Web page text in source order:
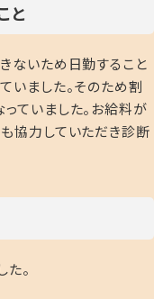
と
ないため日勤すること
いました。そのため割
ていました。お給料が
協力していただき診断
た。